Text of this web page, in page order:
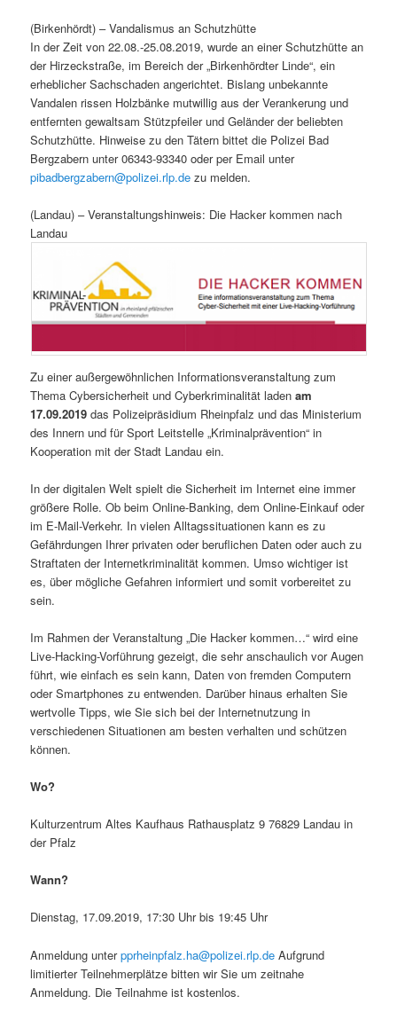
(Birkenhördt) – Vandalismus an Schutzhütte
In der Zeit von 22.08.-25.08.2019, wurde an einer Schutzhütte an
der Hirzeckstraße, im Bereich der „Birkenhördter Linde“, ein
erheblicher Sachschaden angerichtet. Bislang unbekannte
Vandalen rissen Holzbänke mutwillig aus der Verankerung und
entfernten gewaltsam Stützpfeiler und Geländer der beliebten
Schutzhütte. Hinweise zu den Tätern bittet die Polizei Bad
Bergzabern unter 06343-93340 oder per Email unter
pibadbergzabern@polizei.rlp.de zu melden.
(Landau) – Veranstaltungshinweis: Die Hacker kommen nach
Landau
Zu einer außergewöhnlichen Informationsveranstaltung zum
Thema Cybersicherheit und Cyberkriminalität ladenam
17.09.2019 das Polizeipräsidium Rheinpfalz und das Ministerium
des Innern und für Sport Leitstelle „Kriminalprävention“ in
Kooperation mit der Stadt Landau ein.
In der digitalen Welt spielt die Sicherheit im Internet eine immer
größere Rolle. Ob beim Online-Banking, dem Online-Einkauf oder
im E-Mail-Verkehr. In vielen Alltagssituationen kann es zu
Gefährdungen Ihrer privaten oder beruflichen Daten oder auch zu
Straftaten der Internetkriminalität kommen. Umso wichtiger ist
es, über mögliche Gefahren informiert und somit vorbereitet zu
sein.
Im Rahmen der Veranstaltung „Die Hacker kommen…“ wird eine
Live-Hacking-Vorführung gezeigt, die sehr anschaulich vor Augen
führt, wie einfach es sein kann, Daten von fremden Computern
oder Smartphones zu entwenden. Darüber hinaus erhalten Sie
wertvolle Tipps, wie Sie sich bei der Internetnutzung in
verschiedenen Situationen am besten verhalten und schützen
können.
Wo?
Kulturzentrum Altes Kaufhaus Rathausplatz 9 76829 Landau in
der Pfalz
Wann?
Dienstag, 17.09.2019, 17:30 Uhr bis 19:45 Uhr
Anmeldung unterpprheinpfalz.ha@polizei.rlp.de Aufgrund
limitierter Teilnehmerplätze bitten wir Sie um zeitnahe
Anmeldung. Die Teilnahme ist kostenlos.